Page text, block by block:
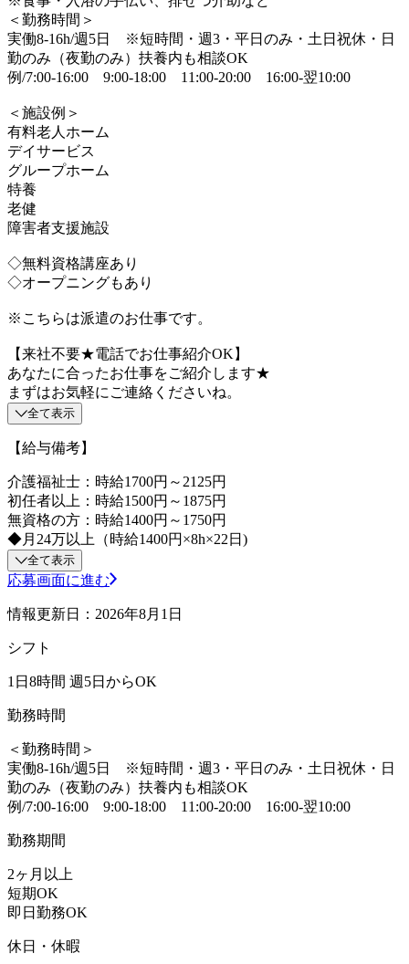
＜勤務時間＞
実働8-16h/週5日 ※短時間・週3・平日のみ・土日祝休・日
勤のみ（夜勤のみ）扶養内も相談OK
例/7:00-16:00 9:00-18:00 11:00-20:00 16:00-翌10:00
＜施設例＞
有料老人ホーム
デイサービス
グループホーム
特養
老健
障害者支援施設
◇無料資格講座あり
◇オープニングもあり
※こちらは派遣のお仕事です。
【来社不要★電話でお仕事紹介OK】
あなたに合ったお仕事をご紹介します★
まずはお気軽にご連絡くださいね。
全て表示
【給与備考】
介護福祉士：時給1700円～2125円
初任者以上：時給1500円～1875円
無資格の方：時給1400円～1750円
◆月24万以上（時給1400円×8h×22日)
全て表示
応募画面に進む
情報更新日：2026年8月1日
シフト
1日8時間 週5日からOK
勤務時間
＜勤務時間＞
実働8-16h/週5日 ※短時間・週3・平日のみ・土日祝休・日
勤のみ（夜勤のみ）扶養内も相談OK
例/7:00-16:00 9:00-18:00 11:00-20:00 16:00-翌10:00
勤務期間
2ヶ月以上
短期OK
即日勤務OK
休日・休暇